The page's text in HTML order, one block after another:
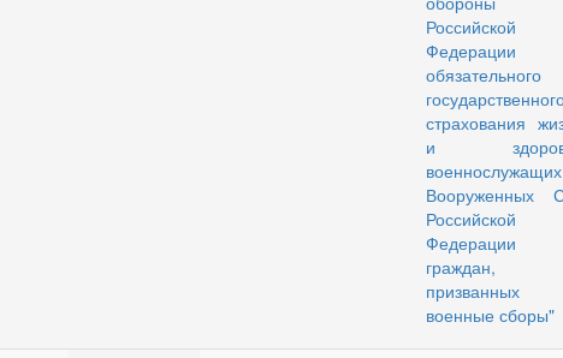
Российской
Федерации
обязательного
страхования
и
военнослужащих
Вооруженных
Российской
Федерации
граждан,
призванных
военные сборы"